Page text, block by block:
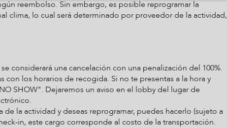
reembolso. Sin embargo, es posible reprogramar la
clima, lo cual será determinado por proveedor de la actividad,
considerará una cancelación con una penalización del 100%.
los horarios de recogida. Si no te presentas a la hora y
SHOW". Dejaremos un aviso en el lobby del lugar de
de la actividad y deseas reprogramar, puedes hacerlo (sujeto a
in, este cargo corresponde al costo de la transportación.